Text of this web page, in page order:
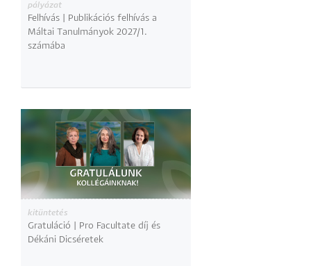
pályázat
Felhívás | Publikációs felhívás a
Máltai Tanulmányok 2027/1.
számába
kitüntetés
Gratuláció | Pro Facultate díj és
Dékáni Dicséretek